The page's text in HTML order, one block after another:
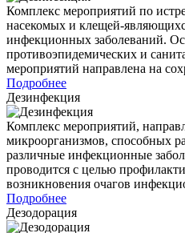
Комплекс мероприятий по
насекомых и клещей-
инфекционных заболеваний.
противоэпидемических и
мероприятий направлена на
Подробнее
Дезинфекция
Комплекс мероприятий,
микроорганизмов, способных
различные инфекционные
проводится с целью
возникновения очагов
Подробнее
Дезодорация